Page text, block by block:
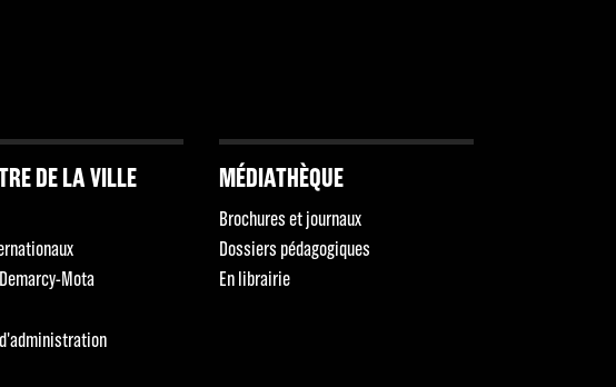
DE LA VILLE
Mota
MÉDIATHÈQUE
Brochures et journaux
Dossiers pédagogiques
En librairie